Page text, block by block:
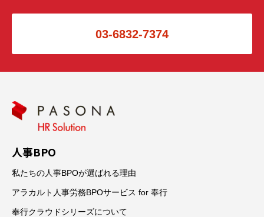
03-6832-7374
人事BPO
私たちの人事BPOが選ばれる理由
アラカルト人事労務BPOサービス for 奉行
奉行クラウドシリーズについて